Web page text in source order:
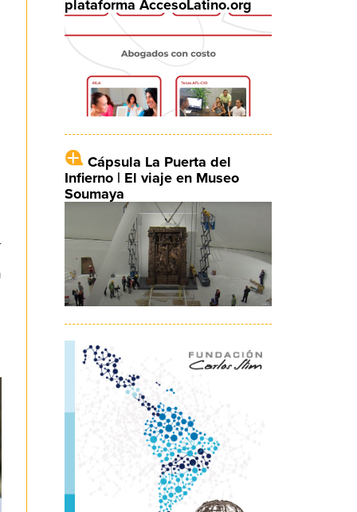
plataforma AccesoLatino.org
Cápsula La Puerta del
Infierno | El viaje en Museo
Soumaya